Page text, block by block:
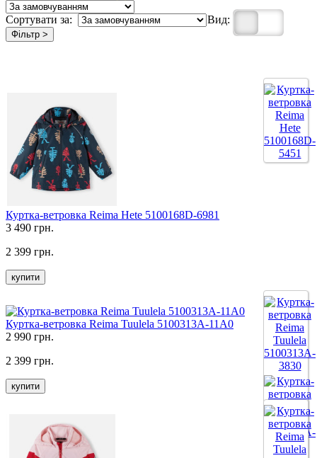
Сортувати за: Вид:
Фільтр >
Куртка-ветровка Reima Hete 5100168D-6981
3 490 грн.
2 399 грн.
купити
Куртка-ветровка Reima Tuulela 5100313A-11A0
2 990 грн.
2 399 грн.
купити